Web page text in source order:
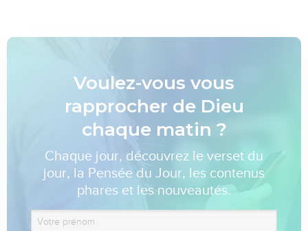
Voulez-vous vous
rapprocher de Dieu
chaque matin ?
Chaque jour, découvrez le verset du
jour, la Pensée du Jour, les contenus
phares et les nouveautés.